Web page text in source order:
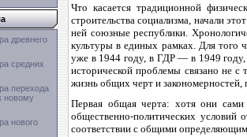
древнего
средних
перехода
новому
нового
Что касается традиционной
строительства социализма, начали
ней союзные республики.
культуры в единых рамках. Для того
уже в 1944 году, в ГДР — в 1949
исторической проблемы связано не
жизнь общих черт и закономерностей,
Первая общая черта: хотя они сами
общественно-политических условий
соответствии с общими